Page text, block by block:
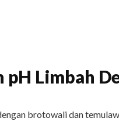
pH Limbah
brotowali dan